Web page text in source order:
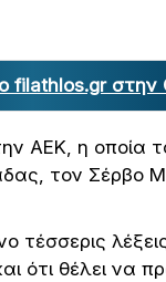
filathlos.gr στην
ΑΕΚ, η οποία
τον Σέρβο
τέσσερις
ότι θέλει να